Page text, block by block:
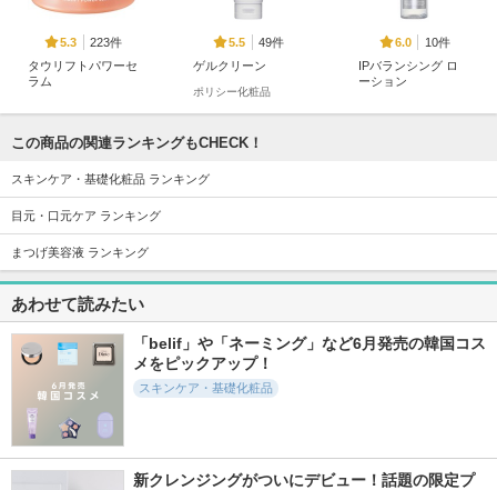
5.3
223件
タウリフトパワーセ
ラム
5.5
49件
ゲルクリーン
ポリシー化粧品
6.0
10件
IPバランシング ロ
ーション
6.3
11件
ミネラルオーレ ソ
ープ
トーレ）
マヌカハニー クレ
ィクス
プレケアエッセンス
6.0
5件
6.0
4件
この商品の関連ランキングもCHECK！
スキンケア・基礎化粧品 ランキング
目元・口元ケア ランキング
まつげ美容液 ランキング
あわせて読みたい
「belif」や「ネーミング」など6月発売の韓国コス
メをピックアップ！
スキンケア・基礎化粧品
新クレンジングがついにデビュー！話題の限定プ